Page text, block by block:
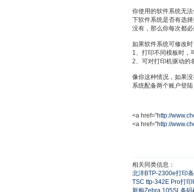
你使用的软件系统无
下软件系统是否有选
没有，那么你每次都
如果软件系统可修改
1、打印不同模板时，
2、可对打印机驱动的
像你这种情况，如果
系统配备两个账户登陆
<a href="http://
<a href="http://
相关同类信息：
北洋BTP-2300e打印
TSC ttp-342E Pro打
新购Zebra 105SL条码